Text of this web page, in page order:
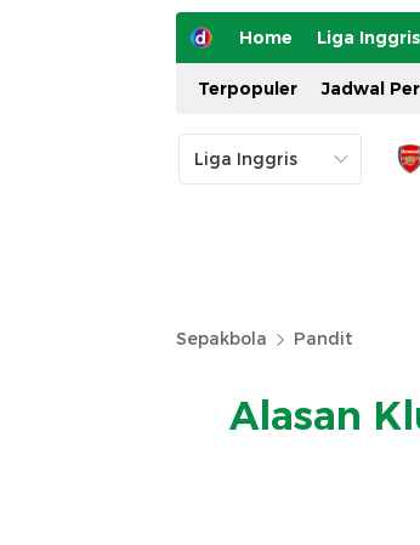
Home Liga Inggris
Terpopuler Jadwal
Sepakbola Pandit
Alasan